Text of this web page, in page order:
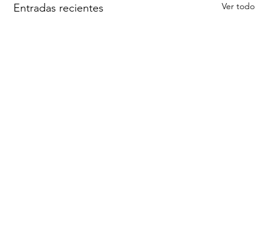
Entradas recientes Ver todo